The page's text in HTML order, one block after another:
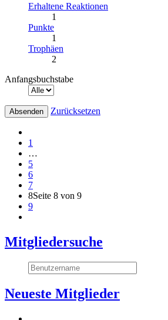
Erhaltene Reaktionen
1
Punkte
1
Trophäen
2
Anfangsbuchstabe
Zurücksetzen
1
…
5
6
7
8Seite 8 von 9
9
Mitgliedersuche
Neueste Mitglieder